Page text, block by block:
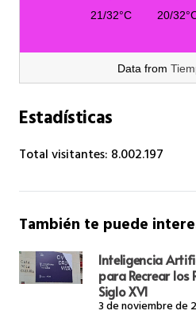
21/32°C 20/
Data from
Estadísticas
Total visitantes: 8.002.197
También te puede
Inteligencia
para Recrear los
Siglo XVI
3 de noviembre de